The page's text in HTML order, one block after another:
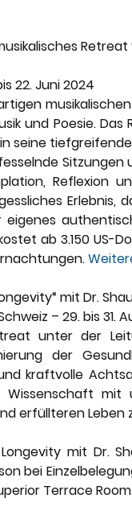
22. Juni 2024
und Poesie.
seine tiefgreifende
Reflexion
ab 3.150 US-
mit Dr.
– 29. bis 31.
unter der
der
kraftvolle
Wissenschaft
erfüllteren Leben
mit Dr.
bei
Terrace